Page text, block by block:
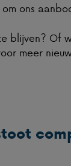
ons
blijven? Of
meer